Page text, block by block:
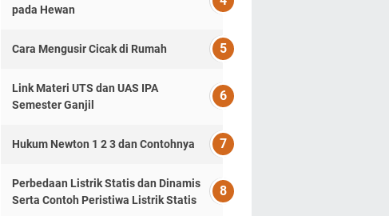
pada Hewan
Cara Mengusir Cicak di Rumah
Link Materi UTS dan UAS IPA
Semester Ganjil
Hukum Newton 1 2 3 dan Contohnya
Perbedaan Listrik Statis dan Dinamis
Serta Contoh Peristiwa Listrik Statis